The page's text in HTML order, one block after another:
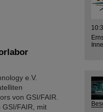
e.V.
von GSI/FAIR.
FAIR, mit